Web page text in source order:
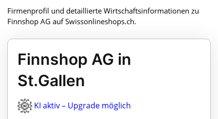
Firmenprofil und detaillierte Wirtschaftsinformationen zu
Finnshop AG auf Swissonlineshops.ch.
Finnshop AG in
St.Gallen
KI aktiv – Upgrade möglich